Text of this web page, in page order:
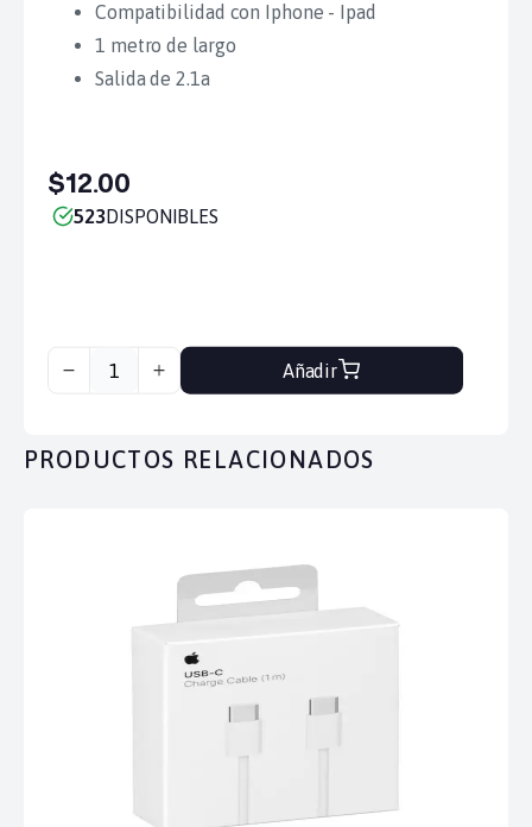
Compatibilidad con Iphone - Ipad
1 metro de largo
Salida de 2.1a
$12.00
523DISPONIBLES
Añadir
PRODUCTOS RELACIONADOS